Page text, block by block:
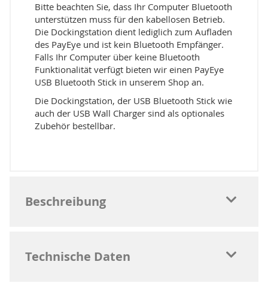
Bitte beachten Sie, dass Ihr Computer Bluetooth
unterstützen muss für den kabellosen Betrieb.
Die Dockingstation dient lediglich zum Aufladen
des PayEye und ist kein Bluetooth Empfänger.
Falls Ihr Computer über keine Bluetooth
Funktionalität verfügt bieten wir einen PayEye
USB Bluetooth Stick in unserem Shop an.
Die Dockingstation, der USB Bluetooth Stick wie
auch der USB Wall Charger sind als optionales
Zubehör bestellbar.
Beschreibung
Technische Daten